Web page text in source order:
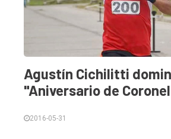
General
Agustín Cichilitti
"Aniversario de
2016-05-31